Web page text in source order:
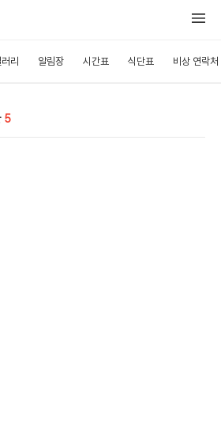
리 알림장 시간표 식단표 비상 연락처
5